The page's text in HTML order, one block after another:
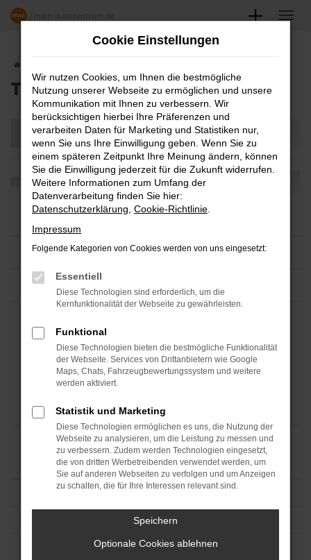
Zum
TEILEN
Cookie Einstellungen
Wir nutzen Cookies, um Ihnen die bestmögliche
Nutzung unserer Webseite zu ermöglichen und unsere
Kommunikation mit Ihnen zu verbessern. Wir
berücksichtigen hierbei Ihre Präferenzen und
verarbeiten Daten für Marketing und Statistiken nur,
wenn Sie uns Ihre Einwilligung geben. Wenn Sie zu
einem späteren Zeitpunkt Ihre Meinung ändern, können
Sie die Einwilligung jederzeit für die Zukunft widerrufen.
Weitere Informationen zum Umfang der
Datenverarbeitung finden Sie hier:
Datenschutzerklärung Cookie-Richtlinie
Impressum
Folgende Kategorien von Cookies werden von uns eingesetzt:
Essentiell
Diese Technologien sind erforderlich, um die
Kernfunktionalität der Webseite zu gewährleisten.
Funktional
Diese Technologien bieten die bestmögliche Funktionalität
der Webseite. Services von Drittanbietern wie Google
Maps, Chats, Fahrzeugbewertungssystem und weitere
werden aktiviert.
Statistik und Marketing
Diese Technologien ermöglichen es uns, die Nutzung der
Webseite zu analysieren, um die Leistung zu messen und
zu verbessern. Zudem werden Technologien eingesetzt,
die von dritten Werbetreibenden verwendet werden, um
Sie auf anderen Webseiten zu verfolgen und um Anzeigen
zu schalten, die für Ihre Interessen relevant sind.
Speichern
Optionale Cookies ablehnen